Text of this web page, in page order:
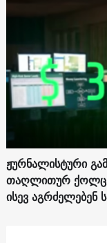
ჟურნალისტური
თაღლითურ
ისევ აგრძელებენ